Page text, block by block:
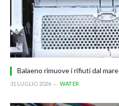
Balaeno rimuove i rifiuti dal mare
31 LUGLIO 2026 WATER